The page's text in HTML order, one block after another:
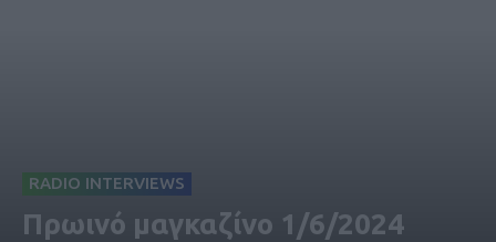
RADIO INTERVIEWS
Πρωινό μαγκαζίνο 1/6/2024